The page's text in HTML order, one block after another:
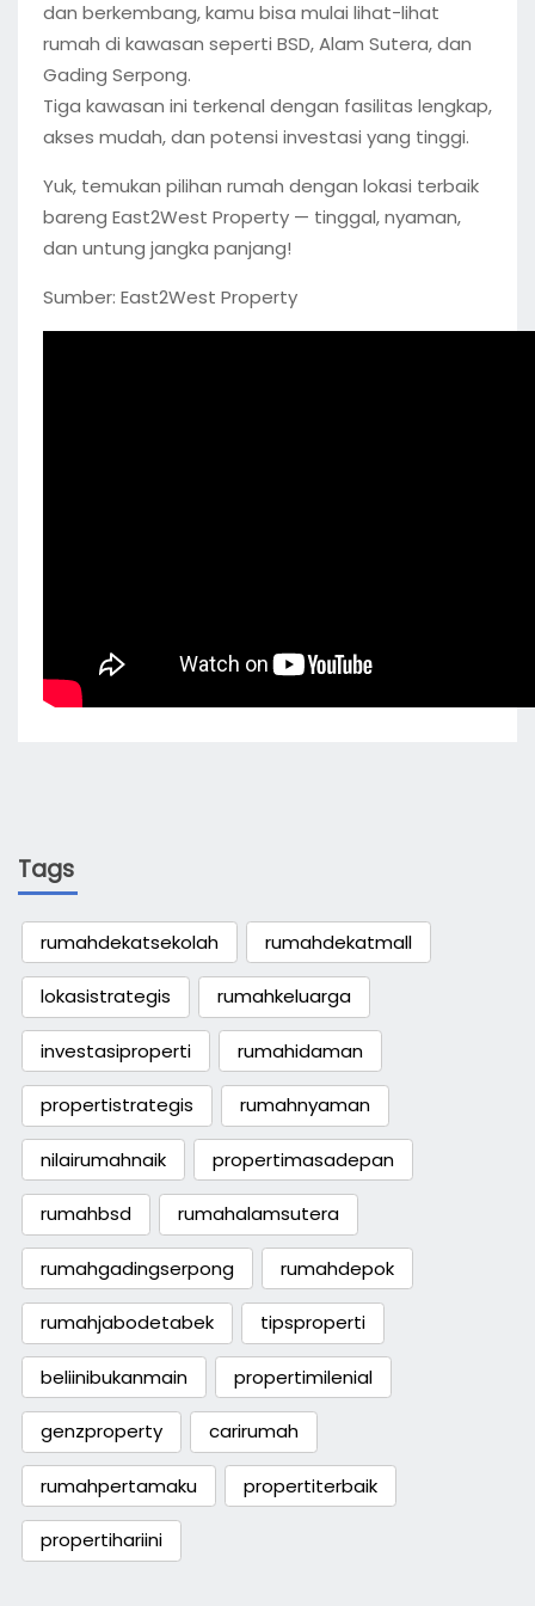
dan berkembang, kamu bisa mulai lihat-lihat
rumah di kawasan seperti BSD, Alam Sutera, dan
Gading Serpong.
Tiga kawasan ini terkenal dengan fasilitas lengkap,
akses mudah, dan potensi investasi yang tinggi.
Yuk, temukan pilihan rumah dengan lokasi terbaik
bareng East2West Property — tinggal, nyaman,
dan untung jangka panjang!
Sumber: East2West Property
Tags
rumahdekatsekolah rumahdekatmall
lokasistrategis rumahkeluarga
investasiproperti rumahidaman
propertistrategis rumahnyaman
nilairumahnaik propertimasadepan
rumahbsd rumahalamsutera
rumahgadingserpong rumahdepok
rumahjabodetabek tipsproperti
beliinibukanmain propertimilenial
genzproperty carirumah
rumahpertamaku propertiterbaik
propertihariini